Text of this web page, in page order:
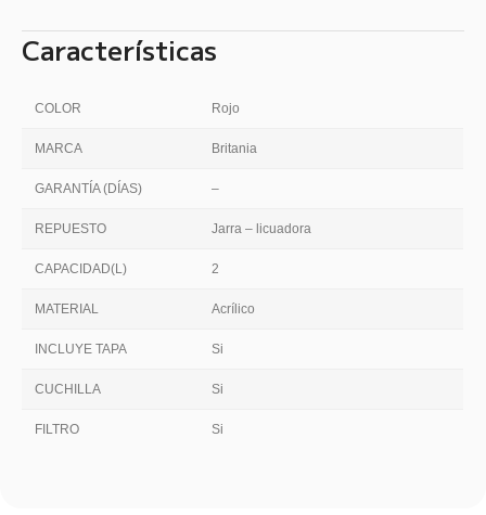
Características
COLOR Rojo
MARCA Britania
GARANTÍA (DÍAS) –
REPUESTO Jarra – licuadora
CAPACIDAD(L) 2
MATERIAL Acrílico
INCLUYE TAPA Si
CUCHILLA Si
FILTRO Si